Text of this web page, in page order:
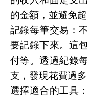
的金額，並避免超
記錄每筆交易：
要記錄下來。這
付等。透過紀錄
支，發現花費過多
選擇適合的工具